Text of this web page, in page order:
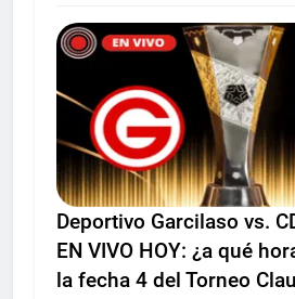
Deportivo Garcilaso vs.
EN VIVO HOY: ¿a qué
la fecha 4 del Torneo